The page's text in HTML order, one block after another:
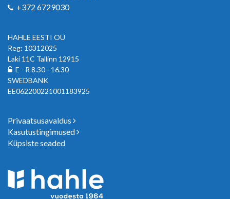
+372 6729030
HAHLE EESTI OÜ
Reg: 10312025
Laki 11C Tallinn 12915
E - R 8.30 - 16.30
SWEDBANK
EE062200221001183925
Privaatsusavaldus
Kasutustingimused
Küpsiste seaded